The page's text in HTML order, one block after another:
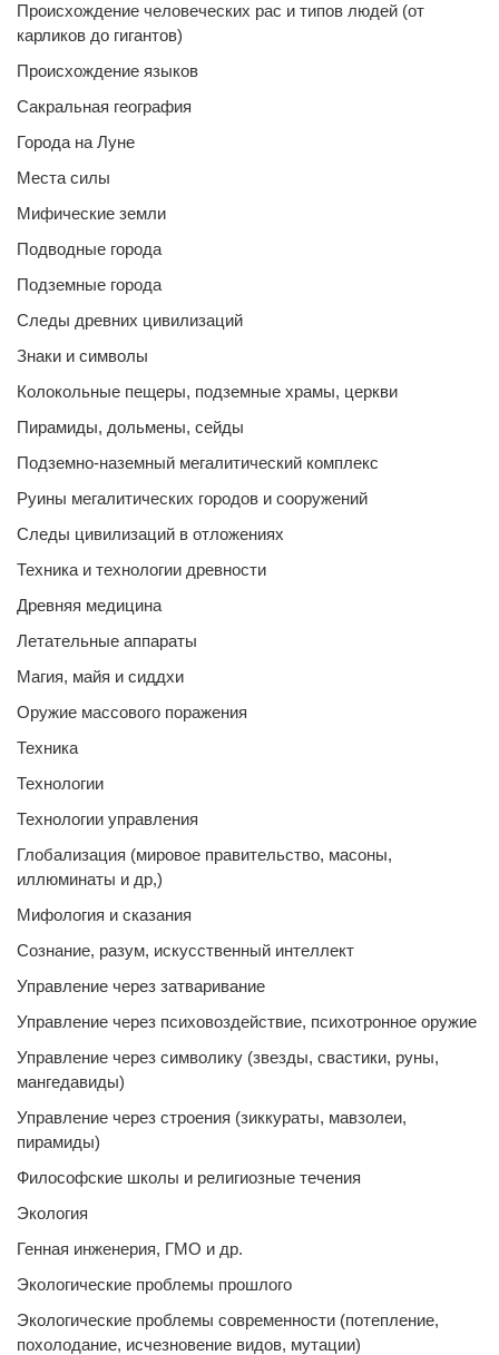
Происхождение человеческих рас и типов людей (от
карликов до гигантов)
Происхождение языков
Сакральная география
Города на Луне
Места силы
Мифические земли
Подводные города
Подземные города
Следы древних цивилизаций
Знаки и символы
Колокольные пещеры, подземные храмы, церкви
Пирамиды, дольмены, сейды
Подземно-наземный мегалитический комплекс
Руины мегалитических городов и сооружений
Следы цивилизаций в отложениях
Техника и технологии древности
Древняя медицина
Летательные аппараты
Магия, майя и сиддхи
Оружие массового поражения
Техника
Технологии
Технологии управления
Глобализация (мировое правительство, масоны,
иллюминаты и др,)
Мифология и сказания
Сознание, разум, искусственный интеллект
Управление через затваривание
Управление через психовоздействие, психотронное оружие
Управление через символику (звезды, свастики, руны,
мангедавиды)
Управление через строения (зиккураты, мавзолеи,
пирамиды)
Философские школы и религиозные течения
Экология
Генная инженерия, ГМО и др.
Экологические проблемы прошлого
Экологические проблемы современности (потепление,
похолодание, исчезновение видов, мутации)